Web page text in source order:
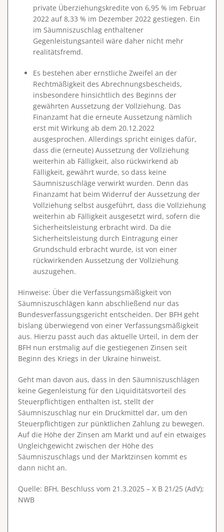
private Überziehungskredite von 6,95 % im Februar
2022 auf 8,33 % im Dezember 2022 gestiegen. Ein
im Säumniszuschlag enthaltener
Gegenleistungsanteil wäre daher nicht mehr
realitätsfremd.
Es bestehen aber ernstliche Zweifel an der
Rechtmäßigkeit des Abrechnungsbescheids,
insbesondere hinsichtlich des Beginns der
gewährten Aussetzung der Vollziehung. Das
Finanzamt hat die erneute Aussetzung nämlich
erst mit Wirkung ab dem 20.12.2022
ausgesprochen. Allerdings spricht einiges dafür,
dass die (erneute) Aussetzung der Vollziehung
weiterhin ab Fälligkeit, also rückwirkend ab
Fälligkeit, gewährt wurde, so dass keine
Säumniszuschläge verwirkt wurden. Denn das
Finanzamt hat beim Widerruf der Aussetzung der
Vollziehung selbst ausgeführt, dass die Vollziehung
weiterhin ab Fälligkeit ausgesetzt wird, sofern die
Sicherheitsleistung erbracht wird. Da die
Sicherheitsleistung durch Eintragung einer
Grundschuld erbracht wurde, ist von einer
rückwirkenden Aussetzung der Vollziehung
auszugehen.
Hinweise: Über die Verfassungsmäßigkeit von
Säumniszuschlägen kann abschließend nur das
Bundesverfassungsgericht entscheiden. Der BFH geht
bislang überwiegend von einer Verfassungsmäßigkeit
aus. Hierzu passt auch das aktuelle Urteil, in dem der
BFH nun erstmalig auf die gestiegenen Zinsen seit
Beginn des Kriegs in der Ukraine hinweist.
Geht man davon aus, dass in den Säumniszuschlägen
keine Gegenleistung für den Liquiditätsvorteil des
Steuerpflichtigen enthalten ist, stellt der
Säumniszuschlag nur ein Druckmittel dar, um den
Steuerpflichtigen zur pünktlichen Zahlung zu bewegen.
Auf die Höhe der Zinsen am Markt und auf ein etwaiges
Ungleichgewicht zwischen der Höhe des
Säumniszuschlags und der Marktzinsen kommt es
dann nicht an.
Quelle: BFH, Beschluss vom 21.3.2025 – X B 21/25 (AdV);
NWB